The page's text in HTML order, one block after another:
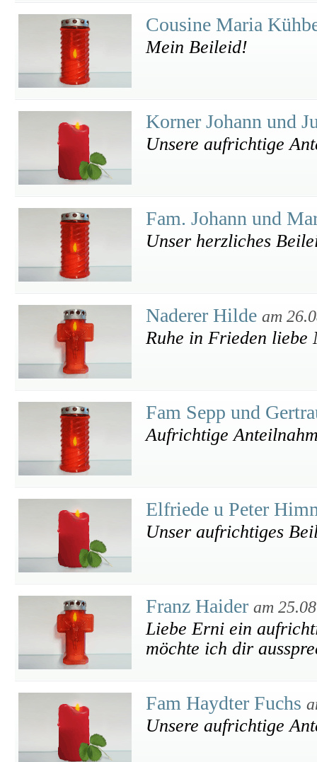
Cousine Maria
Mein Beileid!
Korner Johann und
Unsere aufrichtige
Fam. Johann und
Unser herzliches
Naderer Hilde am
Ruhe in Frieden liebe
Fam Sepp und
Aufrichtige
Elfriede u Peter
Unser aufrichtiges
Franz Haider am
Liebe Erni ein
möchte ich dir
Fam Haydter Fuchs
Unsere aufrichtige